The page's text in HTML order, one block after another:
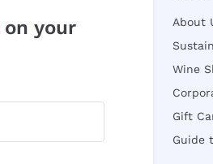
on your
About
Wine
Gift
Guide